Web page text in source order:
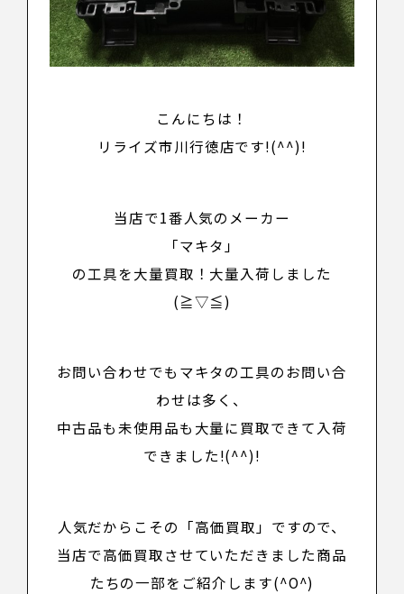
こんにちは！
リライズ市川行徳店です!(^^)!
当店で1番人気のメーカー
「マキタ」
の工具を大量買取！大量入荷しました
(≧▽≦)
お問い合わせでもマキタの工具のお問い合
わせは多く、
中古品も未使用品も大量に買取できて入荷
できました!(^^)!
人気だからこその 「高価買取」 ですので、
当店で高価買取させていただきました商品
たちの一部をご紹介します(^O^)